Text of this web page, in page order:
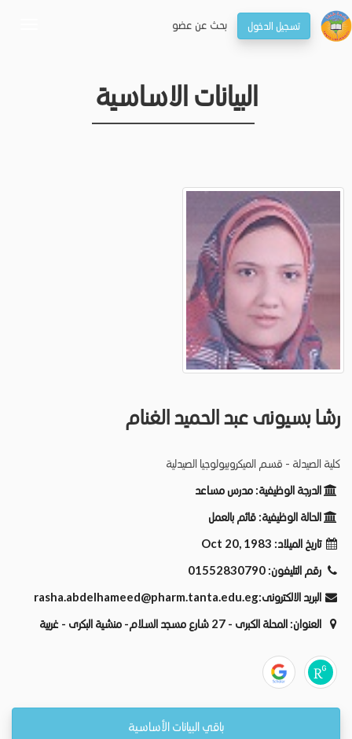
تسجيل الدخول بحـث عن عضو
البيانات الاساسية
رشا بسيونى عبد الحميد الغنام
كلية الصيدلة - قسم الميكروبيولوجيا الصيدلية
الدرجة الوظيفية: مدرس مساعد
الحالة الوظيفية: قائم بالعمل
تاريخ الميلاد: Oct 20, 1983
رقم التليفون: 01552830790
البريد الالكترونى:rasha.abdelhameed@pharm.tanta.edu.eg
العنوان: المحلة الكبرى - 27 شارع مسجد السلام- منشية البكرى - غربية
باقي البيانات الأساسية